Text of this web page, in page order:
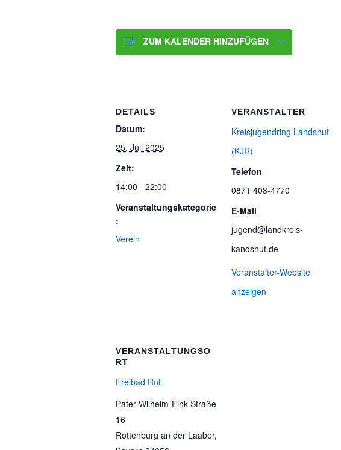
ZUM KALENDER HINZUFÜGEN
DETAILS
Datum:
25. Juli 2025
Zeit:
14:00 - 22:00
Veranstaltungskategorie
:
Verein
VERANSTALTER
Kreisjugendring Landshut
(KJR)
Telefon
0871 408-4770
E-Mail
jugend@landkreis-
kandshut.de
Veranstalter-Website
anzeigen
VERANSTALTUNGSO
RT
Freibad RoL
Pater-Wilhelm-Fink-Straße
16
Rottenburg an der Laaber,